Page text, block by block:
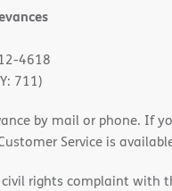
4618
711)
by mail or phone. If
Service is
rights complaint with